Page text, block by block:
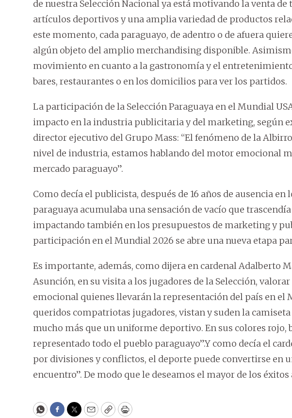
de nuestra Selección Nacional ya está motivando la venta de
artículos deportivos y una amplia variedad de productos
este momento, cada paraguayo, de adentro o de afuera
algún objeto del amplio merchandising disponible.
movimiento en cuanto a la gastronomía y el
bares, restaurantes o en los domicilios para ver los partidos.
La participación de la Selección Paraguaya en el Mundial
impacto en la industria publicitaria y del marketing, según
director ejecutivo del Grupo Mass: “El fenómeno de la
nivel de industria, estamos hablando del motor emocional
mercado paraguayo”.
Como decía el publicista, después de 16 años de ausencia
paraguaya acumulaba una sensación de vacío que
impactando también en los presupuestos de marketing y
participación en el Mundial 2026 se abre una nueva etapa
Es importante, además, como dijera en cardenal Adalberto
Asunción, en su visita a los jugadores de la Selección,
emocional quienes llevarán la representación del país en el
queridos compatriotas jugadores, vistan y suden la
mucho más que un uniforme deportivo. En sus colores rojo,
representado todo el pueblo paraguayo”.Y como decía el
por divisiones y conflictos, el deporte puede convertirse en
encuentro”. De modo que le deseamos el mayor de los
WhatsApp
Facebook
Twitter
EmailCopyPrint